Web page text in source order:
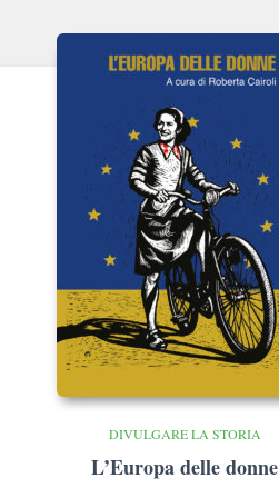
DIVULGARE LA STORIA
L’Europa delle donne